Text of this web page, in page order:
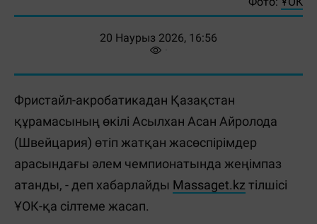
20 Наурыз 2026, 16:56
Фристайл-акробатикадан Қазақстан
құрамасының өкілі Асылхан Асан Айролода
(Швейцария) өтіп жатқан жасөспірімдер
арасындағы әлем чемпионатында жеңімпаз
атанды, - деп хабарлайды Massaget.kz тілшісі
ҰОК-қа сілтеме жасап.